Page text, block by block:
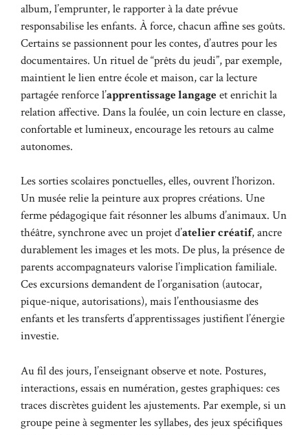
album, l’emprunter, le rapporter à la date prévue
responsabilise les enfants. À force, chacun affine ses goûts.
Certains se passionnent pour les contes, d’autres pour les
documentaires. Un rituel de “prêts du jeudi”, par exemple,
maintient le lien entre école et maison, car la lecture
partagée renforce l’apprentissage langageet enrichit la
relation affective. Dans la foulée, un coin lecture en classe,
confortable et lumineux, encourage les retours au calme
autonomes.
Les sorties scolaires ponctuelles, elles, ouvrent l’horizon.
Un musée relie la peinture aux propres créations. Une
ferme pédagogique fait résonner les albums d’animaux. Un
théâtre, synchrone avec un projet d’atelier créatif, ancre
durablement les images et les mots. De plus, la présence de
parents accompagnateurs valorise l’implication familiale.
Ces excursions demandent de l’organisation (autocar,
pique-nique, autorisations), mais l’enthousiasme des
enfants et les transferts d’apprentissages justifient l’énergie
investie.
Au fil des jours, l’enseignant observe et note. Postures,
interactions, essais en numération, gestes graphiques: ces
traces discrètes guident les ajustements. Par exemple, si un
groupe peine à segmenter les syllabes, des jeux spécifiques